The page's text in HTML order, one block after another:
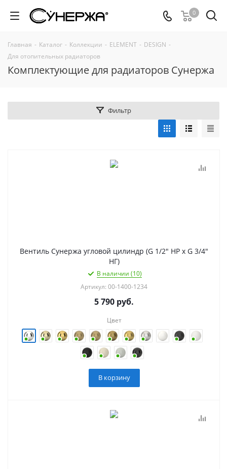
0
Главная - Каталог - Коллекции - ELEMENT - DESIGN -
Для отопительных радиаторов
Комплектующие для радиаторов Сунержа
Фильтр
Вентиль Сунержа угловой цилиндр (G 1/2" НР х G 3/4"
НГ)
В наличии (10)
Артикул: 00-1400-1234
5 790 руб.
Цвет
В корзину